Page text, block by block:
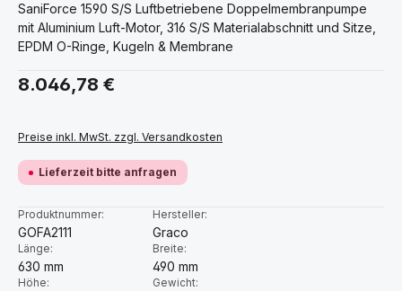
SaniForce 1590 S/S Luftbetriebene Doppelmembranpumpe
mit Aluminium Luft-Motor, 316 S/S Materialabschnitt und Sitze,
EPDM O-Ringe, Kugeln & Membrane
Regulärer Preis:
8.046,78 €
Preise inkl. MwSt. zzgl. Versandkosten
Lieferzeit bitte anfragen
Produktnummer:
GOFA2111
Hersteller:
Graco
Länge:
630 mm
Breite:
490 mm
Höhe: Gewicht: